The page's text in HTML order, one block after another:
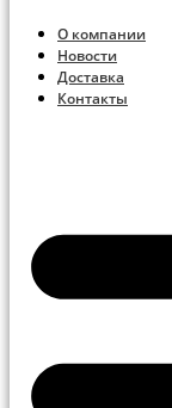
О компании
Новости
Доставка
Контакты